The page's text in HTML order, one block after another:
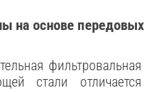
на основе передовых
фильтровальная
стали отличается